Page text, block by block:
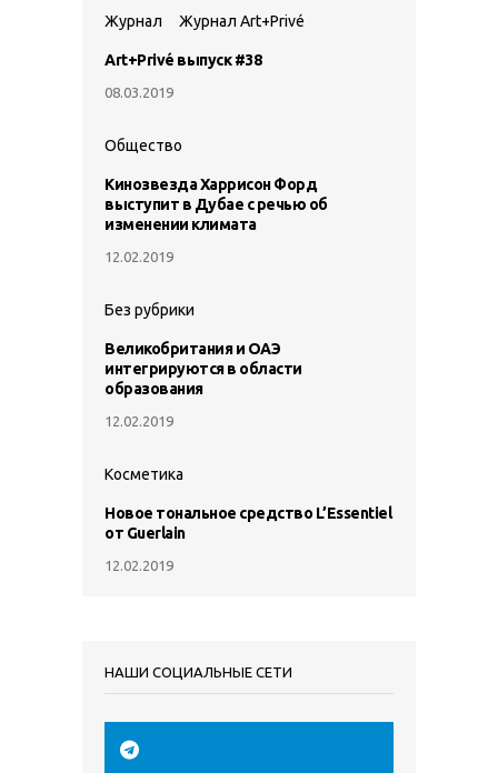
Журнал Журнал Art+Privé
Art+Privé выпуск #38
08.03.2019
Общество
Кинозвезда Харрисон Форд
выступит в Дубае с речью об
изменении климата
12.02.2019
Без рубрики
Великобритания и ОАЭ
интегрируются в области
образования
12.02.2019
Косметика
Новое тональное средство L’Essentiel
от Guerlain
12.02.2019
НАШИ СОЦИАЛЬНЫЕ СЕТИ